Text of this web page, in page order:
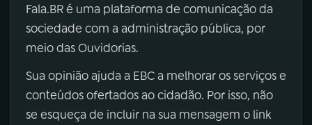
Fala.BR é uma plataforma de comunicação da
sociedade com a administração pública, por
meio das Ouvidorias.
Sua opinião ajuda a EBC a melhorar os serviços e
conteúdos ofertados ao cidadão. Por isso, não
se esqueça de incluir na sua mensagem o link